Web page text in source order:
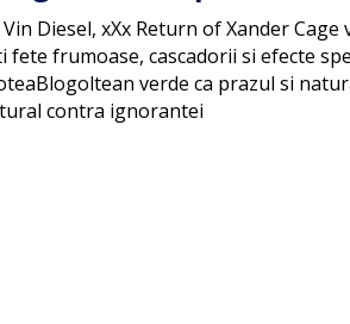
Diesel, xXx Return of Xander
fete frumoase, cascadorii si efecte
verde ca prazul si
contra ignorantei